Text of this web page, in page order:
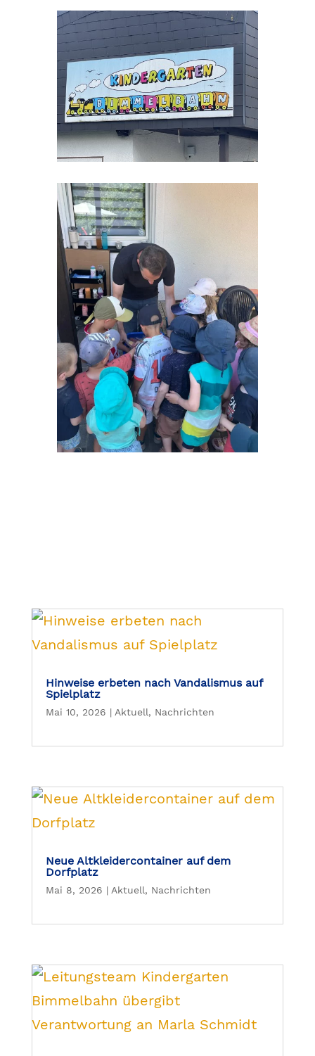
Hinweise erbeten nach Vandalismus auf
Spielplatz
Mai 10, 2026 | Aktuell, Nachrichten
Neue Altkleidercontainer auf dem
Dorfplatz
Mai 8, 2026 | Aktuell, Nachrichten